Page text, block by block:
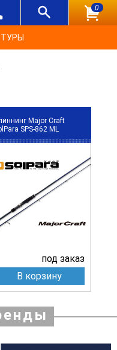
0
Major Craft
SPS-862 ML
под заказ
В корзину